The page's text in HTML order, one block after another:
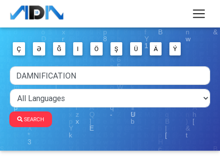
Ç Ə Ğ I Ö Ş Ü Ä Ý
SEARCH